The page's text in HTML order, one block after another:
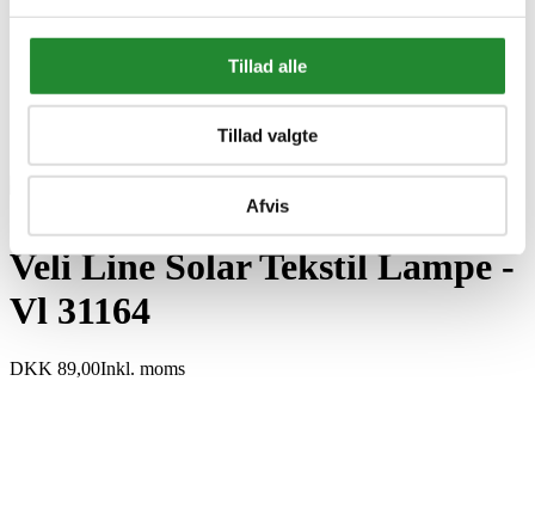
Tillad alle
Tillad valgte
Afvis
Veli Line Solar Tekstil Lampe -
Vl 31164
DKK 89,00Inkl. moms